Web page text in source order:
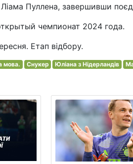
Ліама Пуллена, завершивши
чемпионат 2024 года.
Етап відбору.
мова. Снукер Юліана з Нідерландів